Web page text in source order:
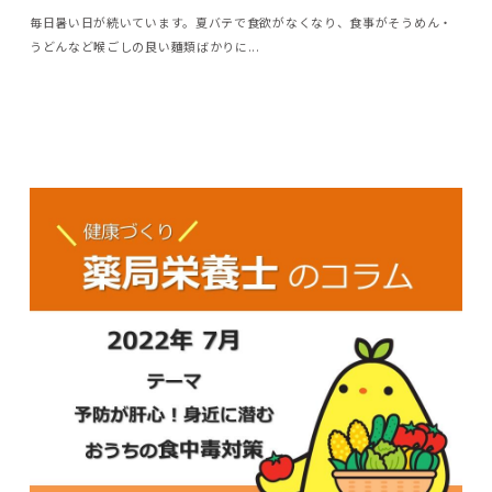
毎日暑い日が続いています。夏バテで食欲がなくなり、食事がそうめん・
うどんなど喉ごしの良い麵類ばかりに...